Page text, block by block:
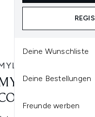
Deine Wunschliste
Deine Bestellungen
Freunde werben
BARE
&